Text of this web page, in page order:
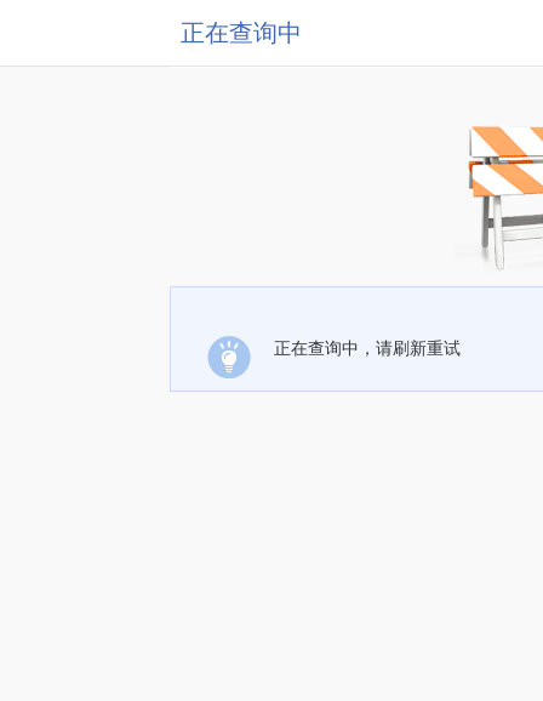
正在查询中
正在查询中，请刷新重试